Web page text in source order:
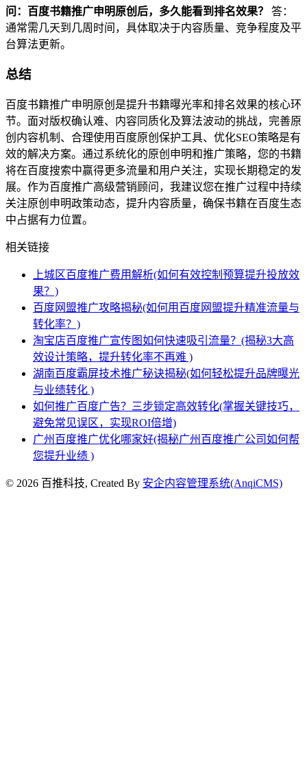
问：百度书籍推广申明原创后，多久能看到排名效果？
答：
通常需几天到几周时间，具体取决于内容质量、竞争程度及平
台算法更新。
总结
百度书籍推广申明原创是提升书籍曝光率和排名效果的核心环
节。面对版权确认难、内容同质化及算法波动的挑战，完善原
创内容机制、合理使用百度原创保护工具、优化SEO策略是有
效的解决方案。通过系统化的原创申明和推广策略，您的书籍
将在百度搜索中赢得更多流量和用户关注，实现长期稳定的发
展。作为百度推广高级营销顾问，我建议您在推广过程中持续
关注原创申明政策动态，提升内容质量，确保书籍在百度生态
中占据有力位置。
相关链接
上城区百度推广费用解析(如何有效控制预算提升投放效
果？)
百度网盟推广攻略揭秘(如何用百度网盟提升精准流量与
转化率？)
淘宝店百度推广宣传图如何快速吸引流量？(揭秘3大高
效设计策略，提升转化率不再难 )
湖南百度霸屏技术推广秘诀揭秘(如何轻松提升品牌曝光
与业绩转化 )
如何推广百度广告？三步锁定高效转化(掌握关键技巧，
避免常见误区，实现ROI倍增)
广州百度推广优化哪家好(揭秘广州百度推广公司如何帮
您提升业绩 )
© 2026 百推科技, Created By 安企内容管理系统(AnqiCMS)